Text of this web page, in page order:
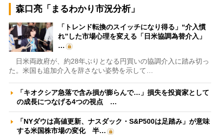
森口亮「まるわかり市況分析」
「トレンド転換のスイッチになり得る」“介入慣
れ”した市場心理を変える「日米協調為替介入」
…
日米両政府が、約28年ぶりとなる円買いの協調介入に踏み切っ
た。米国も追加介入を辞さない姿勢を示して…
「キオクシア急落で含み損が膨らんで…」損失を投資家として
の成長につなげる4つの視点 …
「NYダウは高値更新、ナスダック・S&P500は足踏み」が意味
する米国株市場の変化 半…